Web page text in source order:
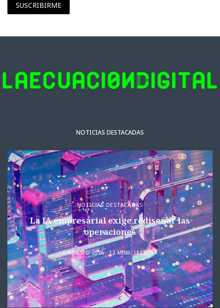
SUSCRIBIRME
NOTICIAS DESTACADAS
NOTICIAS DESTACADAS
La IA empresarial exige rediseñar las
operaciones
5 AGOSTO 2026 12 MINS. LECTURA